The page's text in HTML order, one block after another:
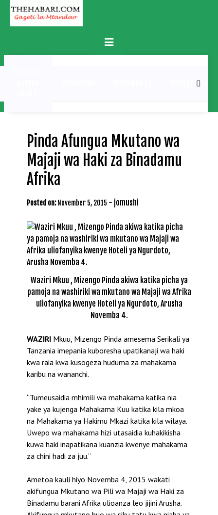
Skip
content
Primary
Menu
MICHEZO
Pinda Afungua Mkutano wa
Majaji wa Haki za Binadamu
Afrika
Posted on: November 5, 2015 - jomushi
Waziri Mkuu , Mizengo Pinda akiwa katika picha ya
pamoja na washiriki wa mkutano wa Majaji wa Afrika
uliofanyika kwenye Hoteli ya Ngurdoto, Arusha
Novemba 4.
WAZIRI Mkuu, Mizengo Pinda amesema Serikali ya
Tanzania imepania kuboresha upatikanaji wa haki
kwa raia kwa kusogeza huduma za mahakama
karibu na wananchi.
“Tumeusaidia mhimili wa mahakama katika nia
yake ya kujenga Mahakama Kuu katika kila mkoa
na Mahakama ya Hakimu Mkazi katika kila wilaya.
Uwepo wa mahakama hizi utasaidia kuhakikisha
kuwa haki inapatikana kuanzia kwenye mahakama
za chini hadi za juu.”
Ametoa kauli hiyo Novemba 4, 2015 wakati
akifungua Mkutano wa Pili wa Majaji wa Haki za
Binadamu barani Afrika ulioanza leo jijini Arusha.